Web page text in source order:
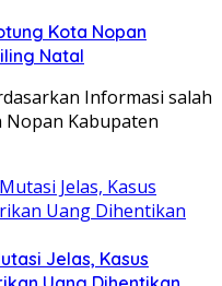
Kota Nopan
Natal
Informasi salah
Nopan Kabupaten
Jelas, Kasus